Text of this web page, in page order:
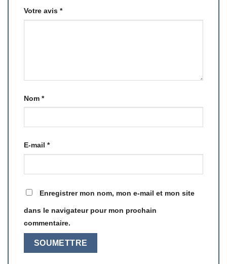
Votre avis *
Nom *
E-mail *
Enregistrer mon nom, mon e-mail et mon site
dans le navigateur pour mon prochain
commentaire.